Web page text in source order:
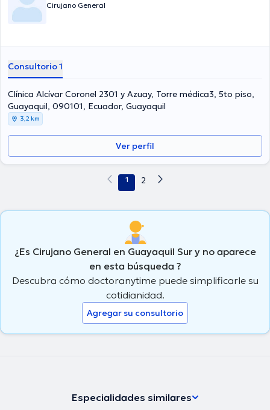
Cirujano General
Consultorio 1
Clínica Alcívar Coronel 2301 y Azuay, Torre médica3, 5to piso,
Guayaquil, 090101, Ecuador, Guayaquil
3,2 km
Ver perfil
1 2
¿Es Cirujano General en Guayaquil Sur y no aparece
en esta búsqueda ?
Descubra cómo doctoranytime puede simplificarle su
cotidianidad.
Agregar su consultorio
Especialidades similares